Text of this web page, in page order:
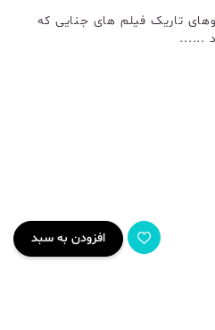
تاریک فیلم های جنایی که
......
افزودن به سبد